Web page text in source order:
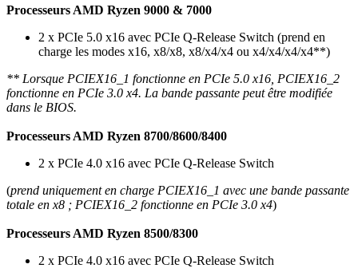
Processeurs AMD Ryzen 9000 & 7000
2 x PCIe 5.0 x16 avec PCIe Q-Release Switch (prend en
charge les modes x16, x8/x8, x8/x4/x4 ou x4/x4/x4/x4**)
** Lorsque PCIEX16_1 fonctionne en PCIe 5.0 x16, PCIEX16_2
fonctionne en PCIe 3.0 x4. La bande passante peut être modifiée
dans le BIOS.
Processeurs AMD Ryzen 8700/8600/8400
2 x PCIe 4.0 x16 avec PCIe Q-Release Switch
(prend uniquement en charge PCIEX16_1 avec une bande passante
totale en x8 ; PCIEX16_2 fonctionne en PCIe 3.0 x4)
Processeurs AMD Ryzen 8500/8300
2 x PCIe 4.0 x16 avec PCIe Q-Release Switch